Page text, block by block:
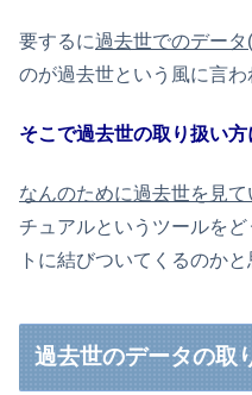
要するに過去世でのデー
のが過去世という風に言わ
そこで過去世の取り扱い方
なんのために過去世を見
チュアルというツールを
トに結びついてくるのかと
過去世のデータの取